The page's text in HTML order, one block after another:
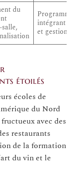
du
intégrant
et gestion
étoilés
écoles de
du Nord
avec des
restaurants
de la formation
du vin et le